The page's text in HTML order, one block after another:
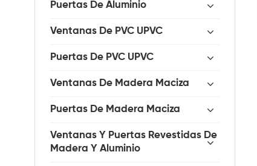
Puertas De Aluminio
Ventanas De PVC UPVC
Puertas De PVC UPVC
Ventanas De Madera Maciza
Puertas De Madera Maciza
Ventanas Y Puertas Revestidas De
Madera Y Aluminio